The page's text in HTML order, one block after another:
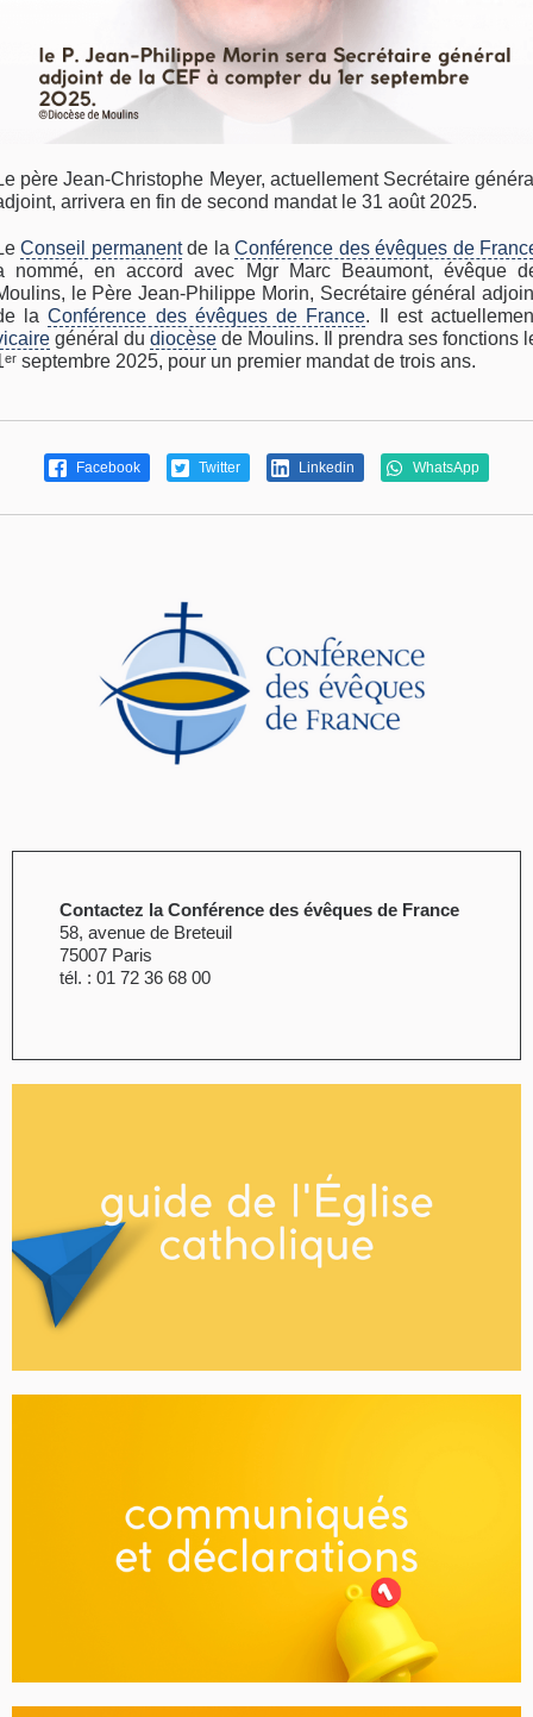
père Jean-Christophe Meyer, actuellement Secrétaire
arrivera en fin de second mandat le 31 août 2025.
Conseil permanentde laConférence des évêques de
nommé, en accord avec Mgr Marc Beaumont, évêque
le Père Jean-Philippe Morin, Secrétaire général
laConférence des évêques de France. Il est
général du diocèse de Moulins. Il prendra ses fonctions
septembre 2025, pour un premier mandat de trois ans.
Facebook Twitter Linkedin WhatsApp
Contactez la Conférence des évêques de France
58, avenue de Breteuil
75007 Paris
tél. : 01 72 36 68 00